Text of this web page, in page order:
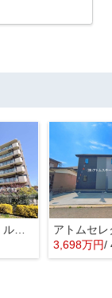
アトムセレクト ルネ幕張 1階
3,698万円/